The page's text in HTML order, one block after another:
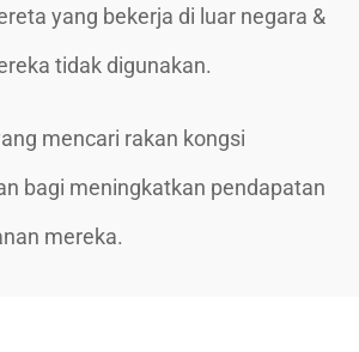
yang bekerja di luar negara &
tidak digunakan.
mencari rakan kongsi
bagi meningkatkan pendapatan
mereka.